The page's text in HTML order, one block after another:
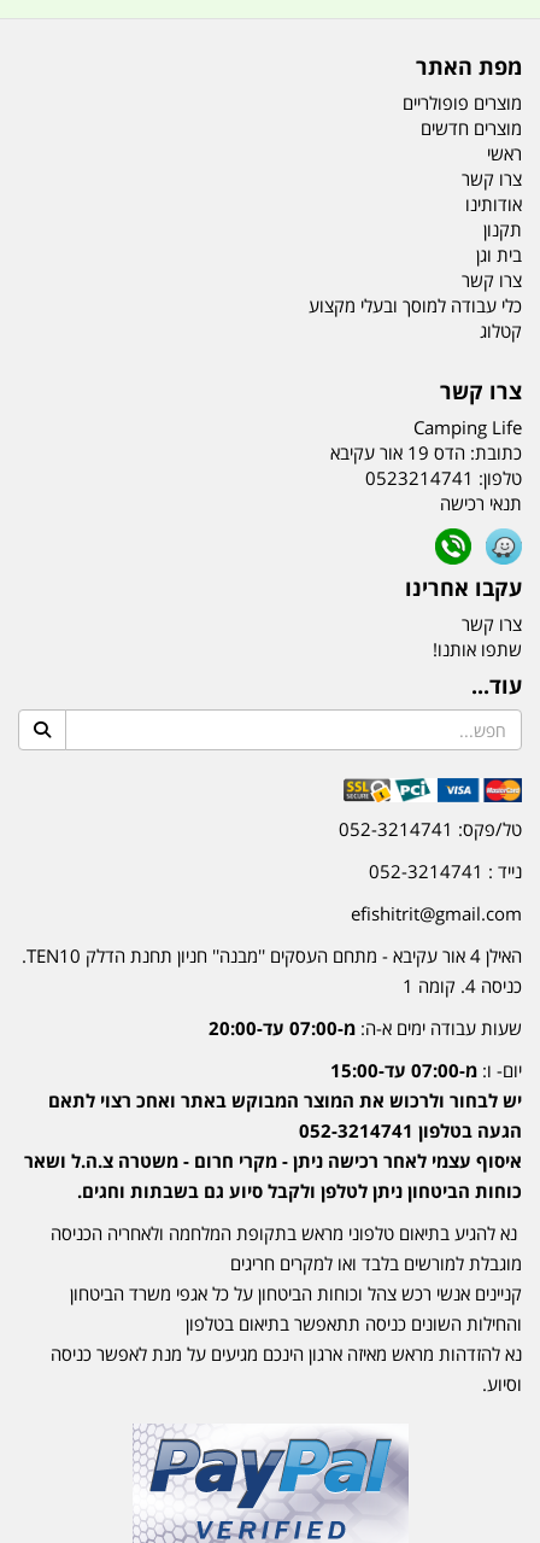
מפת האתר
מוצרים פופולריים
מוצרים חדשים
ראשי
צרו קשר
אודותינו
תקנון
בית וגן
צרו קשר
כלי עבודה למוסך ובעלי מקצוע
קטלוג
צרו קשר
Camping Life
כתובת: הדס 19 אור עקיבא
טלפון: 0523214741
תנאי רכישה
עקבו אחרינו
צרו קשר
שתפו אותנו!
עוד...
טל/פקס: 052-3214741
נייד : 052-3214741
efishitrit@gmail.com
האילן 4 אור עקיבא - מתחם העסקים ''מבנה'' חניון תחנת הדלק TEN10.
כניסה 4. קומה 1
שעות עבודה ימים א-ה: מ-07:00 עד-20:00
יום- ו: מ-07:00 עד-15:00
יש לבחור ולרכוש את המוצר המבוקש באתר ואחכ רצוי לתאם
הגעה בטלפון 052-3214741
איסוף עצמי לאחר רכישה ניתן - מקרי חרום - משטרה צ.ה.ל ושאר
כוחות הביטחון ניתן לטלפן ולקבל סיוע גם בשבתות וחגים.
נא להגיע בתיאום טלפוני מראש בתקופת המלחמה ולאחריה הכניסה
מוגבלת למורשים בלבד ואו למקרים חריגים
קניינים אנשי רכש צהל וכוחות הביטחון על כל אגפי משרד הביטחון
והחילות השונים כניסה תתאפשר בתיאום בטלפון
נא להזדהות מראש מאיזה ארגון הינכם מגיעים על מנת לאפשר כניסה
וסיוע.